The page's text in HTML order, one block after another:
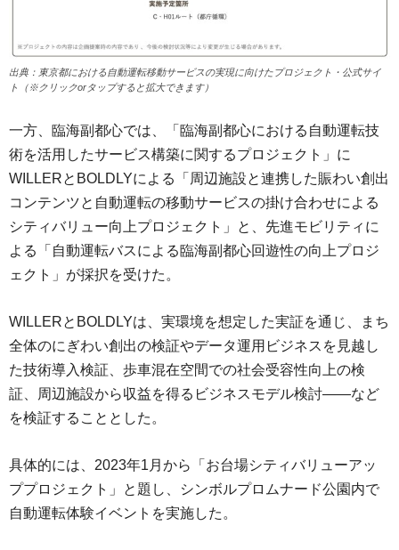
出典：東京都における自動運転移動サービスの実現に向けたプロジェクト・公式サイ
ト（※クリックorタップすると拡大できます）
一方、臨海副都心では、「臨海副都心における自動運転技
術を活用したサービス構築に関するプロジェクト」に
WILLERとBOLDLYによる「周辺施設と連携した賑わい創出
コンテンツと自動運転の移動サービスの掛け合わせによる
シティバリュー向上プロジェクト」と、先進モビリティに
よる「自動運転バスによる臨海副都心回遊性の向上プロジ
ェクト」が採択を受けた。
WILLERとBOLDLYは、実環境を想定した実証を通じ、まち
全体のにぎわい創出の検証やデータ運用ビジネスを見越し
た技術導入検証、歩車混在空間での社会受容性向上の検
証、周辺施設から収益を得るビジネスモデル検討――など
を検証することとした。
具体的には、2023年1月から「お台場シティバリューアッ
ププロジェクト」と題し、シンボルプロムナード公園内で
自動運転体験イベントを実施した。